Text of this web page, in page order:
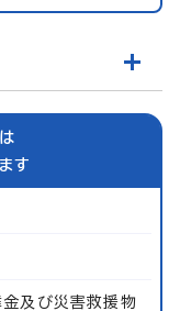
す
金及び災害救援物